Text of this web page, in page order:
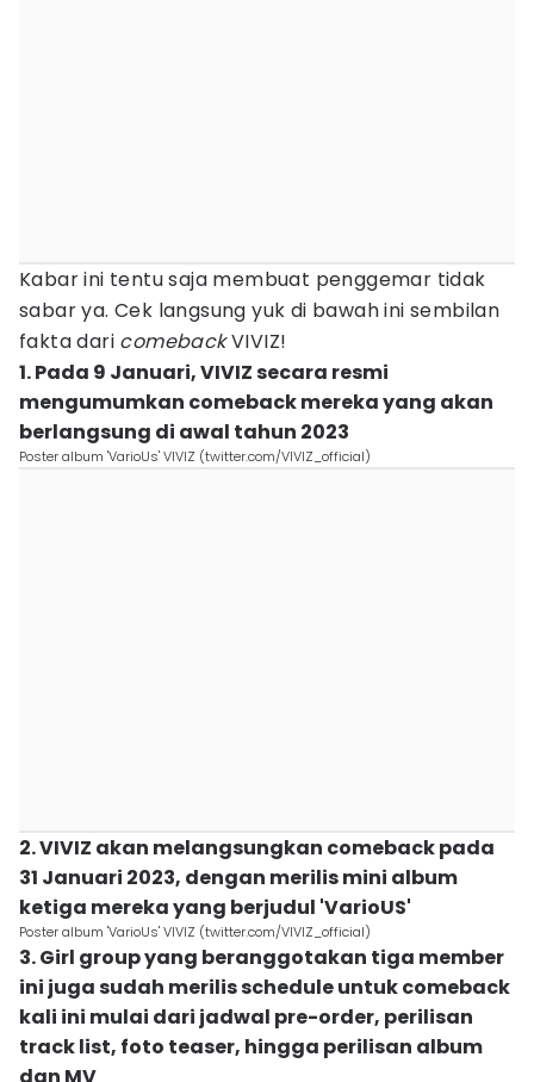
Kabar ini tentu saja membuat penggemar tidak
sabar ya. Cek langsung yuk di bawah ini sembilan
fakta dari comebackVIVIZ!
1. Pada 9 Januari, VIVIZ secara resmi
mengumumkan comeback mereka yang akan
berlangsung di awal tahun 2023
Poster album 'VarioUs' VIVIZ (twitter.com/VIVIZ_official)
2. VIVIZ akan melangsungkan comeback pada
31 Januari 2023, dengan merilis mini album
ketiga mereka yang berjudul 'VarioUS'
Poster album 'VarioUs' VIVIZ (twitter.com/VIVIZ_official)
3. Girl group yang beranggotakan tiga member
ini juga sudah merilis schedule untuk comeback
kali ini mulai dari jadwal pre-order, perilisan
track list, foto teaser, hingga perilisan album